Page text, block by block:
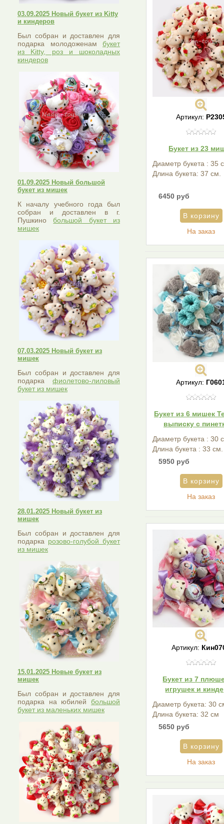
03.09.2025 Новый букет из Kitty
и киндеров
Был собран и доставлен для
подарка молодоженам букет
из Kitty, роз и шоколадных
киндеров
01.09.2025 Новый большой
букет из мишек
К началу учебного года был
собран и доставлен в г.
Пушкинобольшой букет из
мишек
07.03.2025 Новый букет из
мишек
Был собран и доставлен для
подарка фиолетово-лиловый
букет из мишек
28.01.2025 Новый букет из
мишек
Был собран и доставлен для
подарка розово-голубой букет
из мишек
15.01.2025 Новые букет из
мишек
Был собран и доставлен для
подарка на юбилей большой
букет из маленьких мишек
Артикул:
Букет из 23
Диаметр букета : 35
Длина букета: 37 см.
6450 руб
На заказ
Артикул:
Букет из 6 мишек
выписку с
Диаметр букета : 30
Длина букета : 33 см.
5950 руб
На заказ
Артикул:
Букет из 7
игрушек и
Диаметр букета: 30
Длина букета: 32 см
5650 руб
На заказ